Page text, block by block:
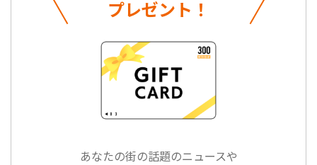
プレゼント！
あなたの街の話題のニュースや